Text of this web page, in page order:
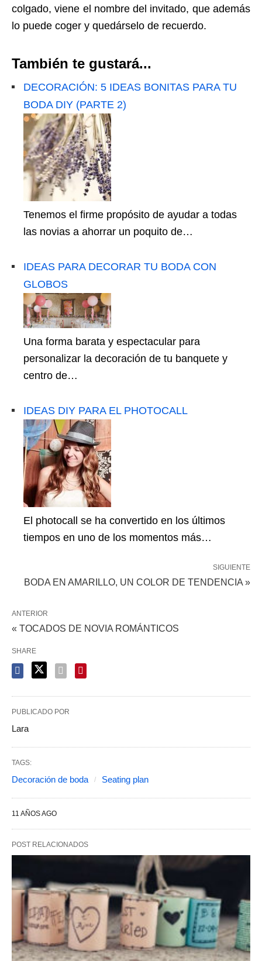
colgado, viene el nombre del invitado, que además
lo puede coger y quedárselo de recuerdo.
También te gustará...
DECORACIÓN: 5 IDEAS BONITAS PARA TU
BODA DIY (PARTE 2)
Tenemos el firme propósito de ayudar a todas
las novias a ahorrar un poquito de…
IDEAS PARA DECORAR TU BODA CON
GLOBOS
Una forma barata y espectacular para
personalizar la decoración de tu banquete y
centro de…
IDEAS DIY PARA EL PHOTOCALL
El photocall se ha convertido en los últimos
tiempos en uno de los momentos más…
SIGUIENTE
BODA EN AMARILLO, UN COLOR DE TENDENCIA »
ANTERIOR
« TOCADOS DE NOVIA ROMÁNTICOS
SHARE
PUBLICADO POR
Lara
TAGS:
Decoración de boda Seating plan
11 AÑOS AGO
POST RELACIONADOS